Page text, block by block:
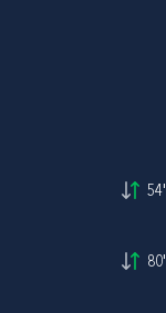
54'
80'